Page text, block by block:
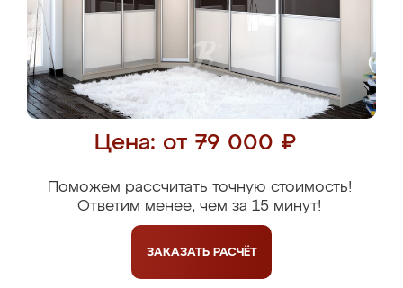
Цена: от 79 000 ₽
Поможем рассчитать точную стоимость!
Ответим менее, чем за 15 минут!
ЗАКАЗАТЬ РАСЧЁТ